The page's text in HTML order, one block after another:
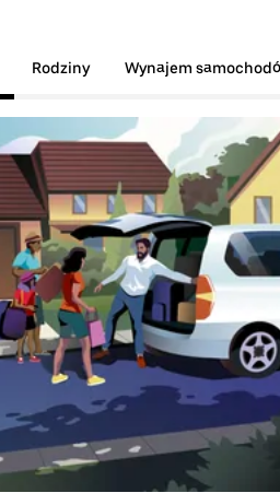
Rodziny Wynajem